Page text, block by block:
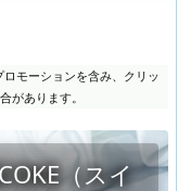
モーションを含み、クリッ
があります。
（スイ